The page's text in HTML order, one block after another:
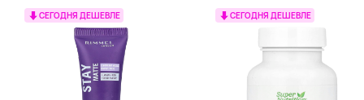
СЕГОДНЯ ДЕШЕВЛЕ СЕГОДНЯ ДЕШЕВЛЕ